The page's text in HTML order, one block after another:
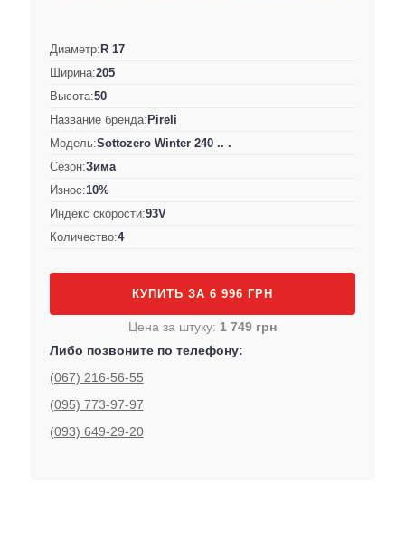
Диаметр:R 17
Ширина:205
Высота:50
Название бренда:Pireli
Модель:Sottozero Winter 240 .. .
Сезон:Зима
Износ:10%
Индекс скорости:93V
Количество:4
КУПИТЬ ЗА 6 996 ГРН
Цена за штуку: 1 749 грн
Либо позвоните по телефону:
(067) 216-56-55
(095) 773-97-97
(093) 649-29-20